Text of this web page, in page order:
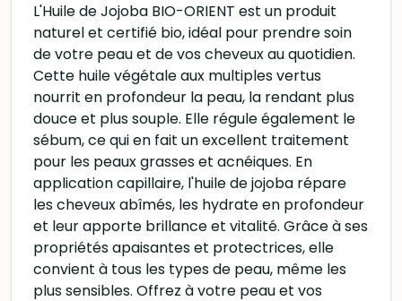
L'Huile de Jojoba BIO-ORIENT est un produit
naturel et certifié bio, idéal pour prendre soin
de votre peau et de vos cheveux au quotidien.
Cette huile végétale aux multiples vertus
nourrit en profondeur la peau, la rendant plus
douce et plus souple. Elle régule également le
sébum, ce qui en fait un excellent traitement
pour les peaux grasses et acnéiques. En
application capillaire, l'huile de jojoba répare
les cheveux abîmés, les hydrate en profondeur
et leur apporte brillance et vitalité. Grâce à ses
propriétés apaisantes et protectrices, elle
convient à tous les types de peau, même les
plus sensibles. Offrez à votre peau et vos